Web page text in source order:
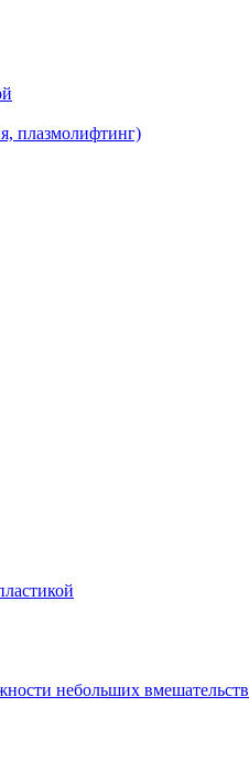
плазмолифтинг)
небольших вмешательств